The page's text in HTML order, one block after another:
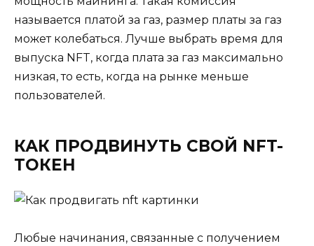
называется платой за газ, размер платы за газ
может колебаться. Лучше выбрать время для
выпуска NFT, когда плата за газ максимально
низкая, то есть, когда на рынке меньше
пользователей.
КАК ПРОДВИНУТЬ СВОЙ NFT-
ТОКЕН
Любые начинания, связанные с получением